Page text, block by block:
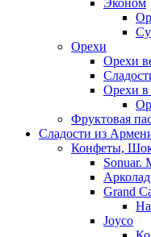
Эконом
Орехи
Орехи
Орехи в
Фруктовая
Сладости из
Конфеты,
Sonuar.
Арколад
Grand
Joyco